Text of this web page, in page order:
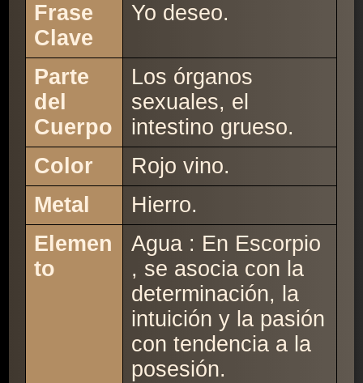
Frase
Clave
Yo deseo.
Parte
del
Cuerpo
Los órganos
sexuales, el
intestino grueso.
Color
Rojo vino.
Metal
Hierro.
Elemen
to
Agua : En Escorpio
, se asocia con la
determinación, la
intuición y la pasión
con tendencia a la
posesión.